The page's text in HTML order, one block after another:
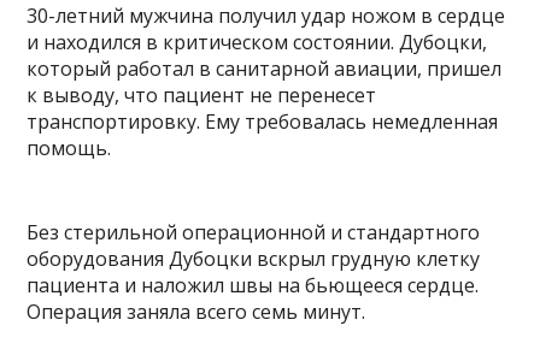
30-летний мужчина получил удар ножом в сердце
и находился в критическом состоянии. Дубоцки,
который работал в санитарной авиации, пришел
к выводу, что пациент не перенесет
транспортировку. Ему требовалась немедленная
помощь.
Без стерильной операционной и стандартного
оборудования Дубоцки вскрыл грудную клетку
пациента и наложил швы на бьющееся сердце.
Операция заняла всего семь минут.